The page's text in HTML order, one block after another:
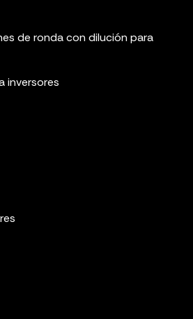
de ronda con dilución para
inversores